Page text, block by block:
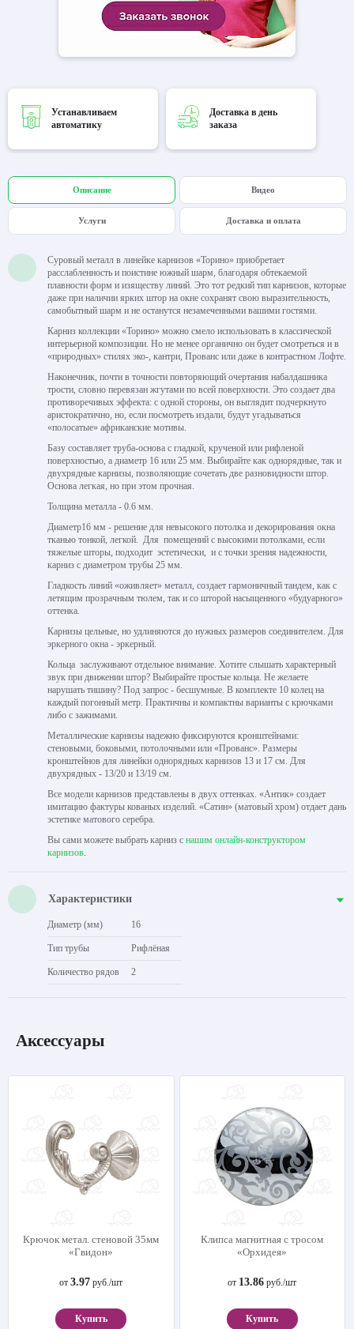
Устанавливаем
автоматику
Доставка в день
заказа
Описание Видео
Услуги Доставка и оплата
Суровый металл в линейке карнизов «Торино» приобретает
расслабленность и поистине южный шарм, благодаря обтекаемой
плавности форм и изяществу линий. Это тот редкий тип карнизов, которые
даже при наличии ярких штор на окне сохранят свою выразительность,
самобытный шарм и не останутся незамеченными вашими гостями.
Карниз коллекции «Торино» можно смело использовать в классической
интерьерной композиции. Но не менее органично он будет смотреться и в
«природных» стилях эко-, кантри, Прованс или даже в контрастном Лофте.
Наконечник, почти в точности повторяющий очертания набалдашника
трости, словно перевязан жгутами по всей поверхности. Это создает два
противоречивых эффекта: с одной стороны, он выглядит подчеркнуто
аристократично, но, если посмотреть издали, будут угадываться
«полосатые» африканские мотивы.
Базу составляет труба-основа с гладкой, крученой или рифленой
поверхностью, а диаметр 16 или 25 мм. Выбирайте как однорядные, так и
двухрядные карнизы, позволяющие сочетать две разновидности штор.
Основа легкая, но при этом прочная.
Толщина металла - 0.6 мм.
Диаметр16 мм - решение для невысокого потолка и декорирования окна
тканью тонкой, легкой. Для помещений с высокими потолками, если
тяжелые шторы, подходит эстетически, и с точки зрения надежности,
карниз с диаметром трубы 25 мм.
Гладкость линий «оживляет» металл, создает гармоничный тандем, как с
летящим прозрачным тюлем, так и со шторой насыщенного «будуарного»
оттенка.
Карнизы цельные, но удлиняются до нужных размеров соединителем. Для
эркерного окна - эркерный.
Кольца заслуживают отдельное внимание. Хотите слышать характерный
звук при движении штор? Выбирайте простые кольца. Не желаете
нарушать тишину? Под запрос - бесшумные. В комплекте 10 колец на
каждый погонный метр. Практичны и компактны варианты с крючками
либо с зажимами.
Металлические карнизы надежно фиксируются кронштейнами:
стеновыми, боковыми, потолочными или «Прованс». Размеры
кронштейнов для линейки однорядных карнизов 13 и 17 см. Для
двухрядных - 13/20 и 13/19 см.
Все модели карнизов представлены в двух оттенках. «Антик» создает
имитацию фактуры кованых изделий. «Сатин» (матовый хром) отдает дань
эстетике матового серебра.
Вы сами можете выбрать карниз с нашим онлайн-конструктором
карнизов.
Характеристики
Диаметр (мм) 16
Тип трубы Рифлёная
Количество рядов 2
Аксессуары
Крючок метал. стеновой 35мм
«Гвидон»
от3.97 руб./шт
Купить
Клипса магнитная с тросом
«Орхидея»
от 13.86 руб./шт
Купить